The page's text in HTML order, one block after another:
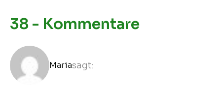
38 - Kommentare
Mariasagt: